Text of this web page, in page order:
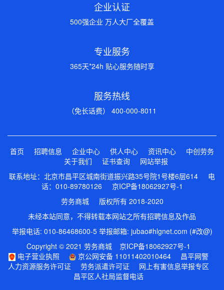
企业认证
500强企业 万人大厂全覆盖
专业服务
365天*24h 贴心服务随时享
服务热线
（免长话费） 400-000-8011
首页 招聘信息 企业中心 供人中心 资讯中心
中创劳务
关于我们
证书查询
网站举报
联系地址：北京市昌平区城南街道振兴路35号院1号楼6层614 电
话：010-89780126 京ICP备18062927号-1
劳务商城 版权所有 2018-2020
未经本站同意，不得转载本网站之所有招聘信息及作品
举报电话: 010-86468600-5 举报邮箱: jubao#hlgnet.com (#改@)
Copyright © 2021 劳务商城
京ICP备18062927号-1
电子营业执照
京公网安备 11011402010464
昌平网警
人力资源服务许可证
劳务派遣许可证
网上有害信息举报专区
昌平区人社局监督电话